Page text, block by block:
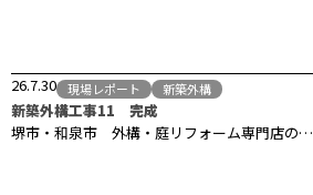
26.7.30 現場レポート 新築外構
新築外構工事11 完成
堺市・和泉市 外構・庭リフォーム専門店の…